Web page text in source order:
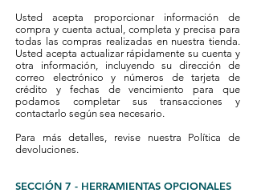
Usted acepta proporcionar información de
compra y cuenta actual, completa y precisa para
todas las compras realizadas en nuestra tienda.
Usted acepta actualizar rápidamente su cuenta y
otra información, incluyendo su dirección de
correo electrónico y números de tarjeta de
crédito y fechas de vencimiento para que
podamos completar sus transacciones y
contactarlo según sea necesario.
Para más detalles, revise nuestra Política de
devoluciones.
SECCIÓN 7 - HERRAMIENTAS OPCIONALES